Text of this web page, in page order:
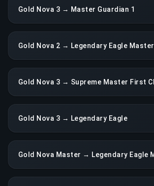
Gold Nova 3 → Master Guardian 1
Gold Nova 2 → Legendary Eagle Master
Gold Nova 3 → Supreme Master First
Gold Nova 3 → Legendary Eagle
Gold Nova Master → Legendary Eagle